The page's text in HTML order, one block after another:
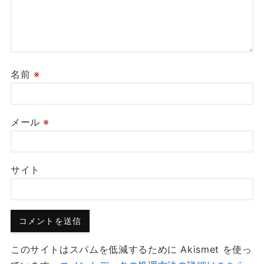
名前 ※
メール ※
サイト
このサイトはスパムを低減するために Akismet を使っ